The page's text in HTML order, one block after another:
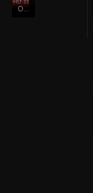
6.7
HD 1080P
Oct. 28, 2011